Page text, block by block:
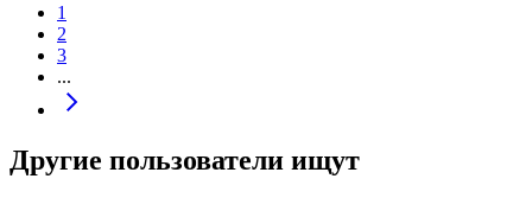
1
2
3
...
Другие пользователи ищут